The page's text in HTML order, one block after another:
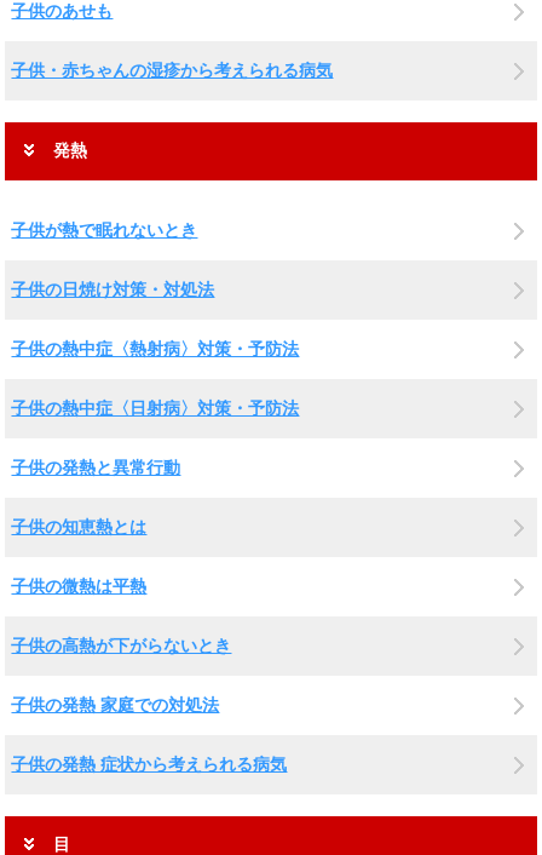
子供のあせも
子供・赤ちゃんの湿疹から考えられる病気
発熱
子供が熱で眠れないとき
子供の日焼け対策・対処法
子供の熱中症〈熱射病〉対策・予防法
子供の熱中症〈日射病〉対策・予防法
子供の発熱と異常行動
子供の知恵熱とは
子供の微熱は平熱
子供の高熱が下がらないとき
子供の発熱 家庭での対処法
子供の発熱 症状から考えられる病気
目